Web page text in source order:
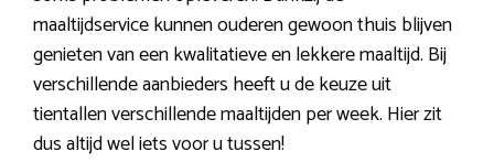
maaltijdservice kunnen ouderen gewoon thuis blijven
genieten van een kwalitatieve en lekkere maaltijd. Bij
verschillende aanbieders heeft u de keuze uit
tientallen verschillende maaltijden per week. Hier zit
dus altijd wel iets voor u tussen!